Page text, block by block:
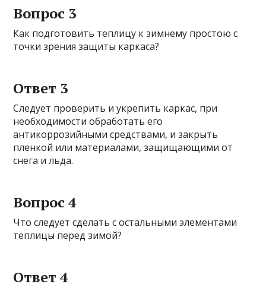
Вопрос 3
Как подготовить теплицу к зимнему простою с
точки зрения защиты каркаса?
Ответ 3
Следует проверить и укрепить каркас, при
необходимости обработать его
антикоррозийными средствами, и закрыть
пленкой или материалами, защищающими от
снега и льда.
Вопрос 4
Что следует сделать с остальными элементами
теплицы перед зимой?
Ответ 4